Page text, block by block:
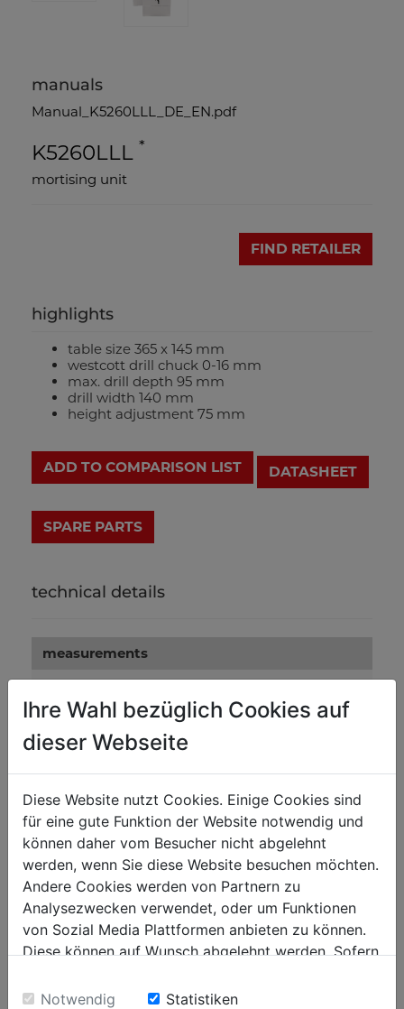
manuals
Manual_K5260LLL_DE_EN.pdf
K5260LLL *
mortising unit
FIND RETAILER
highlights
table size 365 x 145 mm
westcott drill chuck 0-16 mm
max. drill depth 95 mm
drill width 140 mm
height adjustment 75 mm
ADD TO COMPARISON LIST DATASHEET
technical details
measurements
table size in mm
365x145
table stroke in mm
75
max. drilling depth in mm
95
max. drilling width in mm
140
weight
net weight in kg
28
gross weight in kg
30
packaging
Ihre Wahl bezüglich Cookies auf
dieser Webseite
Diese Website nutzt Cookies. Einige Cookies sind
für eine gute Funktion der Website notwendig und
können daher vom Besucher nicht abgelehnt
werden, wenn Sie diese Website besuchen möchten.
Andere Cookies werden von Partnern zu
Analysezwecken verwendet, oder um Funktionen
von Sozial Media Plattformen anbieten zu können.
Diese können auf Wunsch abgelehnt werden. Sofern
Einwilligung zu unseren Cookies.
Notwendig Statistiken